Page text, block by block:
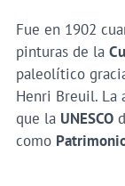
Fue en 1902
pinturas de la
paleolítico
Henri Breuil. La
que la UNESCO
como